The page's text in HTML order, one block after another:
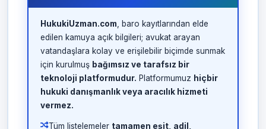
HukukiUzman.com , baro kayıtlarından elde
edilen kamuya açık bilgileri; avukat arayan
vatandaşlara kolay ve erişilebilir biçimde sunmak
için kurulmuş bağımsız ve tarafsız bir
teknoloji platformudur. Platformumuz hiçbir
hukuki danışmanlık veya aracılık hizmeti
vermez.
Tüm listelemeler tamamen eşit, adil,